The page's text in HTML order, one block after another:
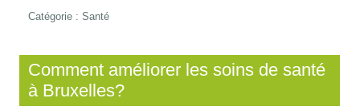
Catégorie :Santé
Comment améliorer les soins de santé
à Bruxelles?